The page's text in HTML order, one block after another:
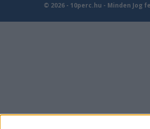
© 2026 - 10perc.hu - Minden Jog